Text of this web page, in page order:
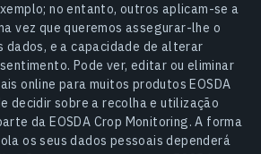
no entanto, outros aplicam-se a
vez que queremos assegurar-lhe o
dados, e a capacidade de alterar
Pode ver, editar ou eliminar
online para muitos produtos EOSDA
decidir sobre a recolha e utilização
da EOSDA Crop Monitoring. A forma
os seus dados pessoais dependerá